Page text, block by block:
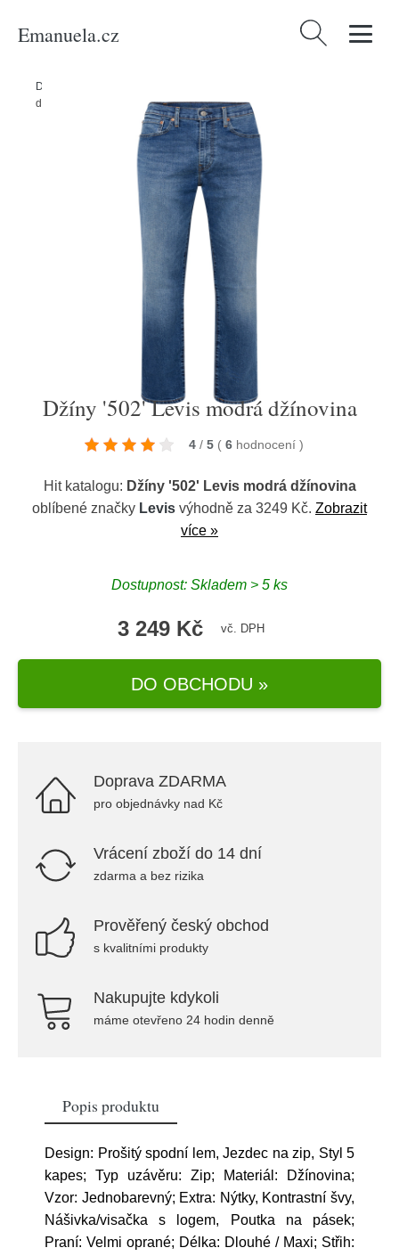
Emanuela.cz Vyhledávání
Domů
džínovina
Džíny '502' Levis modrá džínovina
4 / 5 ( 6 hodnocení )
Hit katalogu: Džíny '502' Levis modrá džínovina
oblíbené značky Levis výhodně za 3249 Kč. Zobrazit
více »
Dostupnost: Skladem > 5 ks
3 249 Kč vč. DPH
DO OBCHODU »
Doprava ZDARMA
pro objednávky nad Kč
Vrácení zboží do 14 dní
zdarma a bez rizika
Prověřený český obchod
s kvalitními produkty
Nakupujte kdykoli
máme otevřeno 24 hodin denně
Popis produktu
Design: Prošitý spodní lem, Jezdec na zip, Styl 5
kapes; Typ uzávěru: Zip; Materiál: Džínovina;
Vzor: Jednobarevný; Extra: Nýtky, Kontrastní švy,
Nášivka/visačka s logem, Poutka na pásek;
Praní: Velmi oprané; Délka: Dlouhé / Maxi; Střih: